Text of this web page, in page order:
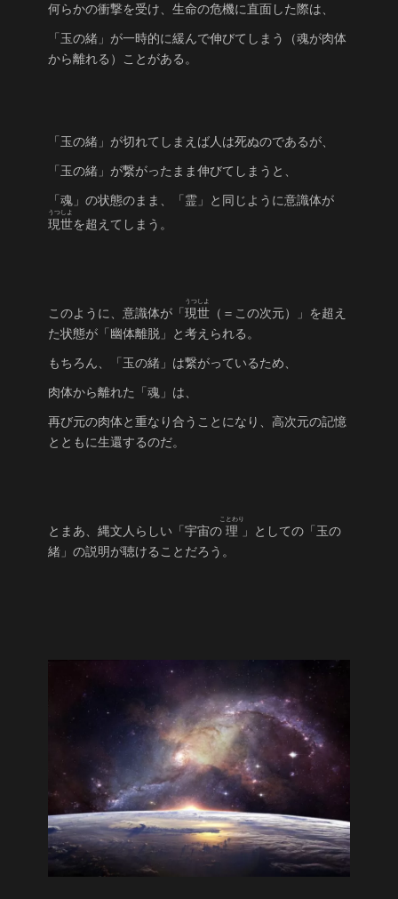
何らかの衝撃を受け、生命の危機に直面した際は、
「玉の緒」が一時的に緩んで伸びてしまう（魂が肉体
から離れる）ことがある。
「玉の緒」が切れてしまえば人は死ぬのであるが、
「玉の緒」が繋がったまま伸びてしまうと、
「魂」の状態のまま、「霊」と同じように意識体が
現世
うつしよ
を超えてしまう。
このように、意識体が「現世
うつしよ
（＝この次元）」を超え
た状態が「幽体離脱」と考えられる。
もちろん、「玉の緒」は繋がっているため、
肉体から離れた「魂」は、
再び元の肉体と重なり合うことになり、高次元の記憶
とともに生還するのだ。
とまあ、縄文人らしい「宇宙の 理
ことわり
」としての「玉の
緒」の説明が聴けることだろう。